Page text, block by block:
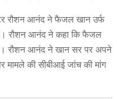
रौशन आनंद ने फैजल खान उर्फ
रौशन आनंद ने कहा कि फैजल
रौशन आनंद ने खान सर पर अपने
मामले की सीबीआई जांच की मांग